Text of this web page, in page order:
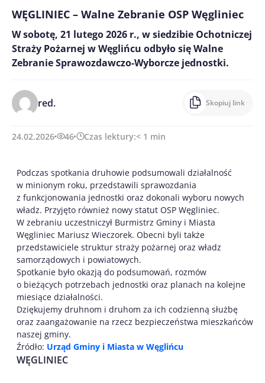
WĘGLINIEC – Walne Zebranie OSP Węgliniec
W sobotę, 21 lutego 2026 r., w siedzibie Ochotniczej
Straży Pożarnej w Węglińcu odbyło się Walne
Zebranie Sprawozdawczo-Wyborcze jednostki.
red. Skopiuj link
24.02.2026 46 Czas lektury:< 1 min
Podczas spotkania druhowie podsumowali działalność
w minionym roku, przedstawili sprawozdania
z funkcjonowania jednostki oraz dokonali wyboru nowych
władz. Przyjęto również nowy statut OSP Węgliniec.
W zebraniu uczestniczył Burmistrz Gminy i Miasta
Węgliniec Mariusz Wieczorek. Obecni byli także
przedstawiciele struktur straży pożarnej oraz władz
samorządowych i powiatowych.
Spotkanie było okazją do podsumowań, rozmów
o bieżących potrzebach jednostki oraz planach na kolejne
miesiące działalności.
Dziękujemy druhnom i druhom za ich codzienną służbę
oraz zaangażowanie na rzecz bezpieczeństwa mieszkańców
naszej gminy.
Źródło: Urząd Gminy i Miasta w Węglińcu
WĘGLINIEC